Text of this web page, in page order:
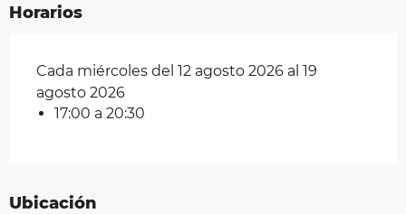
Horarios
Cada miércoles del 12 agosto 2026 al 19
agosto 2026
17:00 a 20:30
Ubicación